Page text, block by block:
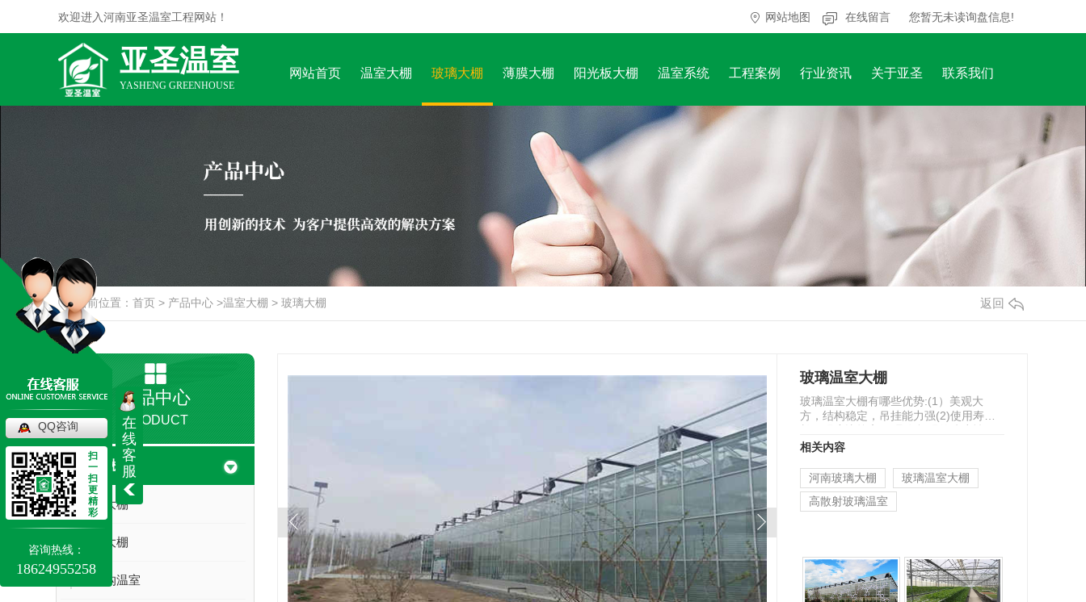
欢迎进入河南亚圣温室工程网站！ 网站地图 在线留言 您暂无未读询盘信息!
亚圣温室
YASHENG GREENHOUSE
网站首页 温室大棚 玻璃大棚 薄膜大棚 阳光板大棚 温室系统 工程案例 行业资讯 关于亚圣 联系我们
当前位置： 首页 > 产品中心 >温室大棚 > 玻璃大棚 返回
产品中心
PRODUCT
温室大棚
玻璃大棚
薄膜大棚
铝天沟温室
玻璃温室大棚
玻璃温室大棚有哪些优势:(1）美观大
方，结构稳定，吊挂能力强(2)使用寿命
阻燃性(4)透光率高达…
相关内容
河南玻璃大棚
玻璃温室大棚
高散射玻璃温室
在
线
客
服
QQ咨询
扫
一
扫
更
精
彩
咨询热线：
18624955258